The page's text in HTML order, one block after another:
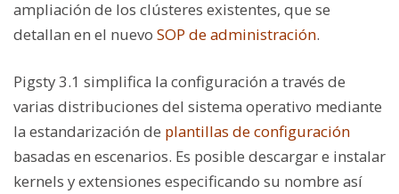
ampliación de los clústeres existentes, que se
detallan en el nuevo SOP de administración.
Pigsty 3.1 simplifica la configuración a través de
varias distribuciones del sistema operativo mediante
la estandarización de plantillas de configuración
basadas en escenarios. Es posible descargar e instalar
kernels y extensiones especificando su nombre así